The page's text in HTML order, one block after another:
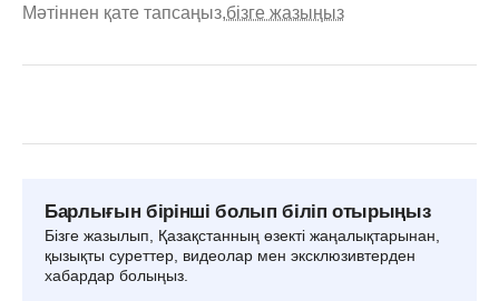
Мәтіннен қате тапсаңыз,бізге жазыңыз
Барлығын бірінші болып біліп отырыңыз
Бізге жазылып, Қазақстанның өзекті жаңалықтарынан,
қызықты суреттер, видеолар мен эксклюзивтерден
хабардар болыңыз.